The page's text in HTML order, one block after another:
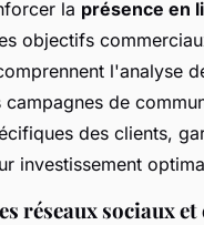
la présence en
objectifs
l'analyse
campagnes de
des clients,
investissement
réseaux sociaux et